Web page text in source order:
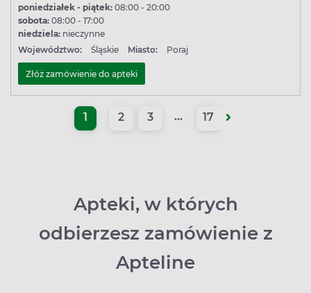
poniedziałek - piątek: 08:00 - 20:00
sobota: 08:00 - 17:00
niedziela: nieczynne
Województwo:
Śląskie Miasto: Poraj
Złóż zamówienie do apteki
1(aktywna)
2 3 ... 17
Apteki, w których
odbierzesz zamówienie z
Apteline